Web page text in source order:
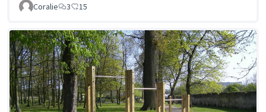
Coralie 3 15